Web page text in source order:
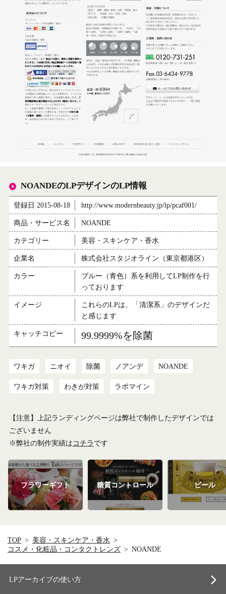
NOANDEのLPデザインのLP情報
登録日 2015-08-18 http://www.modernbeauty.jp/lp/pcaf001/
商品・サービス名 NOANDE
カテゴリー 美容・スキンケア・香水
企業名 株式会社スタジオライン（東京都港区）
カラー
ブルー（青色）系を利用してLP制作を行
っております
イメージ
これらのLPは、「清潔系」のデザインだ
と感じます
キャッチコピー 99.9999%を除菌
ワキガ ニオイ 除菌 ノアンデ NOANDE
ワキガ対策 わきが対策 ラポマイン
【注意】上記ランディングページは弊社で制作したデザインでは
ございません
※弊社の制作実績はコチラです
フラワーギフト 糖質コントロール ビール
TOP
美容・スキンケア・香水
コスメ・化粧品・コンタクトレンズ
NOANDE
LPアーカイブの使い方